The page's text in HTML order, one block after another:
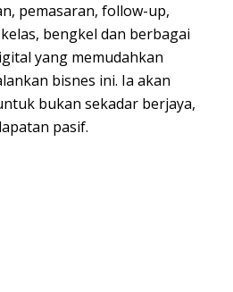
pemasaran, follow-up,
bengkel dan berbagai
yang memudahkan
bisnes ini. Ia akan
bukan sekadar berjaya,
pasif.